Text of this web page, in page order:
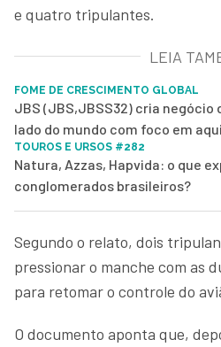
e quatro tripulantes.
LEIA
FOME DE CRESCIMENTO GLOBAL
JBS (JBS,JBSS32) cria negócio
lado do mundo com foco em
TOUROS E URSOS #282
Natura, Azzas, Hapvida: o que
conglomerados brasileiros?
Segundo o relato, dois
pressionar o manche com as
para retomar o controle do
O documento aponta que,